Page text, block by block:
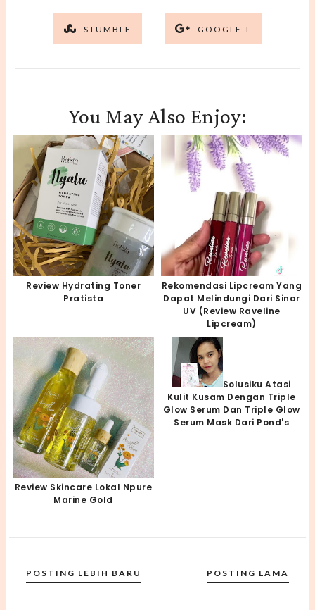
STUMBLE GOOGLE +
You May Also Enjoy:
Review Hydrating Toner
Pratista
Rekomendasi Lipcream Yang
Dapat Melindungi Dari Sinar
UV (Review Raveline
Lipcream)
Review Skincare Lokal Npure
Marine Gold
Solusiku Atasi
Kulit Kusam Dengan Triple
Glow Serum Dan Triple Glow
Serum Mask Dari Pond's
POSTING LEBIH BARU POSTING LAMA